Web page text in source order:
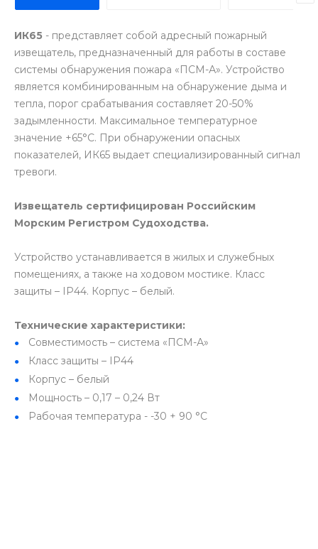
ИК65 - представляет собой адресный пожарный
извещатель, предназначенный для работы в составе
системы обнаружения пожара «ПСМ-А». Устройство
является комбинированным на обнаружение дыма и
тепла, порог срабатывания составляет 20-50%
задымленности. Максимальное температурное
значение +65°С. При обнаружении опасных
показателей, ИК65 выдает специализированный сигнал
тревоги.
Извещатель сертифицирован Российским
Морским Регистром Судоходства.
Устройство устанавливается в жилых и служебных
помещениях, а также на ходовом мостике. Класс
защиты – IP44. Корпус – белый.
Технические характеристики:
Совместимость – система «ПСМ-А»
Класс защиты – IP44
Корпус – белый
Мощность – 0,17 – 0,24 Вт
Рабочая температура - -30 + 90 °С